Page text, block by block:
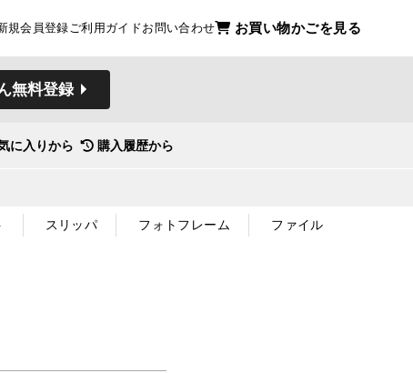
規会員登録ご利用ガイドお問い合わせ お買い物かごを見る
無料登録
に入りから 購入履歴から
スリッパ フォトフレーム ファイル